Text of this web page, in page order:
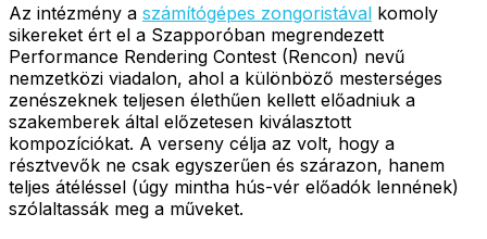
Az intézmény a számítógépes zongoristával komoly
sikereket ért el a Szapporóban megrendezett
Performance Rendering Contest (Rencon) nevű
nemzetközi viadalon, ahol a különböző mesterséges
zenészeknek teljesen élethűen kellett előadniuk a
szakemberek által előzetesen kiválasztott
kompozíciókat. A verseny célja az volt, hogy a
résztvevők ne csak egyszerűen és szárazon, hanem
teljes átéléssel (úgy mintha hús-vér előadók lennének)
szólaltassák meg a műveket.